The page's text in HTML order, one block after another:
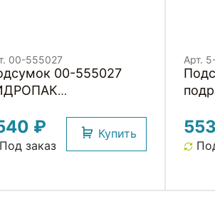
00-555027
00-555027
19,5х10,5х10,5см,
2
₽
заказ
Купить
Арт.
л,